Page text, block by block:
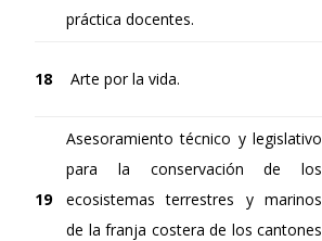
práctica docentes.
18 Arte por la vida.
19
Asesoramiento técnico y legislativo
para la conservación de los
ecosistemas terrestres y marinos
de la franja costera de los cantones